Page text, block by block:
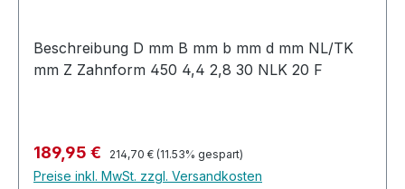
Beschreibung D mm B mm b mm d mm NL/TK
Verkaufspreis:
189,95 € Regulärer Preis:
214,70 € (11.53% gespart)
Preise inkl. MwSt. zzgl. Versandkosten